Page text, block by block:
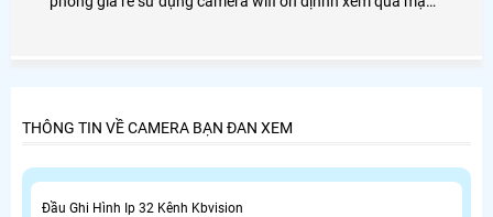
THÔNG TIN VỀ CAMERA BẠN ĐAN XEM
Đầu Ghi Hình Ip 32 Kênh Kbvision